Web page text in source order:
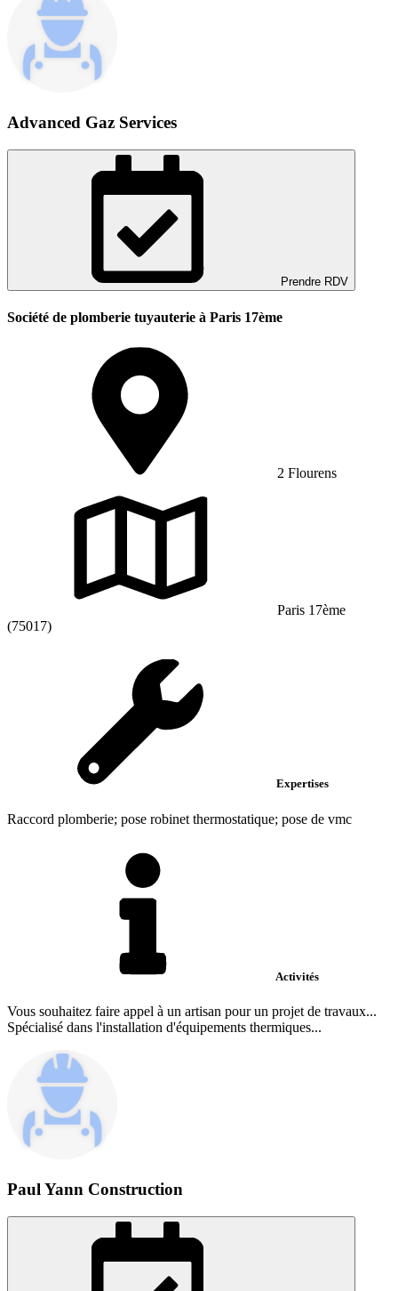
Advanced Gaz Services
Prendre RDV
Société de plomberie tuyauterie à Paris 17ème
2 Flourens
Paris 17ème
(75017)
Expertises
Raccord plomberie; pose robinet thermostatique; pose de vmc
Activités
Vous souhaitez faire appel à un artisan pour un projet de travaux...
Spécialisé dans l'installation d'équipements thermiques...
Paul Yann Construction